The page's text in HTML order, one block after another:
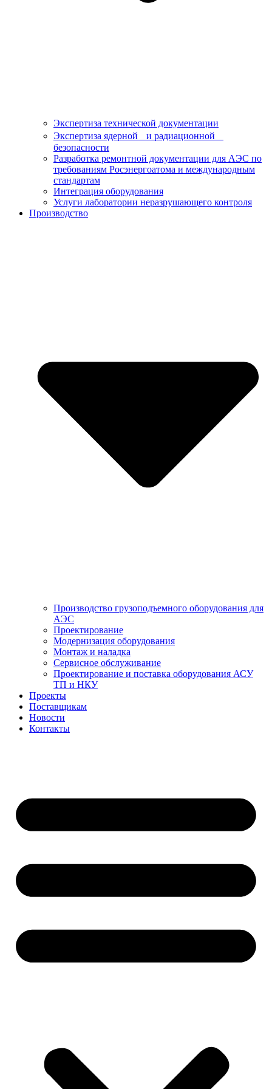
Экспертиза технической документации
Экспертиза ядерной и радиационной
безопасности
Разработка ремонтной документации для АЭС по
требованиям Росэнергоатома и международным
стандартам
Интеграция оборудования
Услуги лаборатории неразрушающего контроля
Производство
Производство грузоподъемного оборудования для
АЭС
Проектирование
Модернизация оборудования
Монтаж и наладка
Сервисное обслуживание
Проектирование и поставка оборудования АСУ
ТП и НКУ
Проекты
Поставщикам
Новости
Контакты